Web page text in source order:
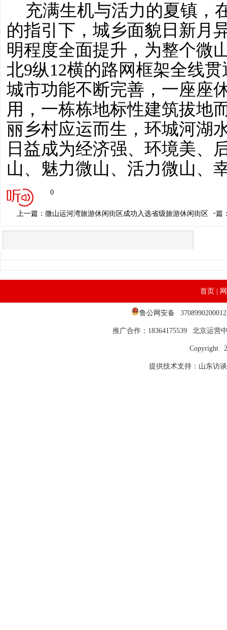
充满生机与活力的夏镇，
的指引下，城乡面貌日新月
明程度全面提升，为整个微
北9纵12横的路网框架全线
城市功能不断完善，一座座
用，一栋栋地标性建筑拔地
丽乡村应运而生，环城河湖
日益成为经济强、环境美、
山、魅力微山、活力微山、
0
上一篇：微山运河湾旅游休闲街区成功入选省级旅游休闲街区下一篇
首页|
鲁公网安备
推广合作：18364175539 北京运营
Copyright
提供技术支持：山东访